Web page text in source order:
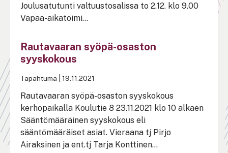
Joulusatutunti valtuustosalissa to 2.12. klo 9.00
Vapaa-aikatoimi...
Rautavaaran syöpä-osaston
syyskokous
Tapahtuma 19.11.2021
Rautavaaran syöpä-osaston syyskokous
kerhopaikalla Koulutie 8 23.11.2021 klo 10 alkaen
Sääntömääräinen syyskokous eli
sääntömääräiset asiat. Vieraana tj Pirjo
Airaksinen ja ent.tj Tarja Konttinen...